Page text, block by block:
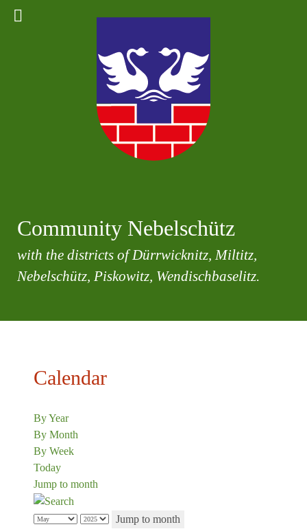
Community Nebelschütz
with the districts of Dürrwicknitz, Miltitz,
Nebelschütz, Piskowitz, Wendischbaselitz.
Calendar
By Year
By Month
By Week
Today
Jump to month
Jump to month